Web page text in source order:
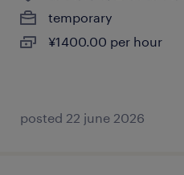
temporary
¥1400.00 per hour
posted 22 june 2026